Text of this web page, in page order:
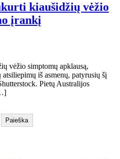
kiaušidžių vėžio
įrankį
vėžio simptomų apklausą,
iš asmenų, patyrusių šį
Pietų Australijos
Paieška